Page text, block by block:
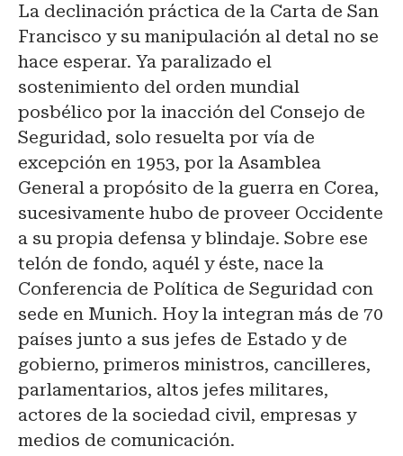
La declinación práctica de la Carta de San
Francisco y su manipulación al detal no se
hace esperar. Ya paralizado el
sostenimiento del orden mundial
posbélico por la inacción del Consejo de
Seguridad, solo resuelta por vía de
excepción en 1953, por la Asamblea
General a propósito de la guerra en Corea,
sucesivamente hubo de proveer Occidente
a su propia defensa y blindaje. Sobre ese
telón de fondo, aquél y éste, nace la
Conferencia de Política de Seguridad con
sede en Munich. Hoy la integran más de 70
países junto a sus jefes de Estado y de
gobierno, primeros ministros, cancilleres,
parlamentarios, altos jefes militares,
actores de la sociedad civil, empresas y
medios de comunicación.